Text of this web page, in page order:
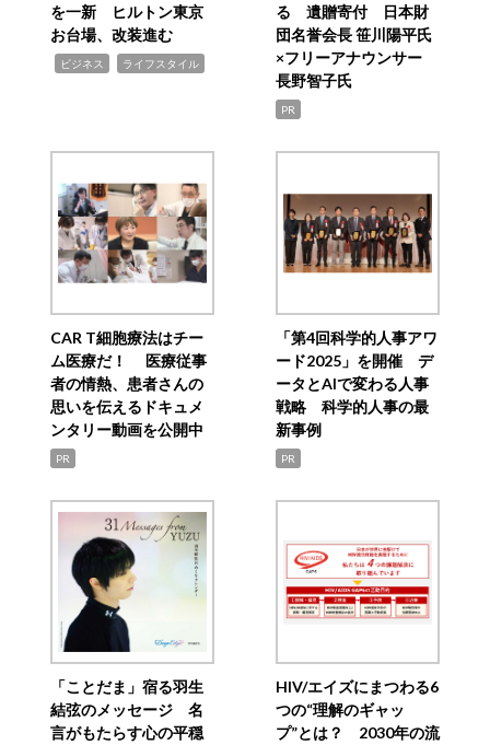
を一新 ヒルトン東京
お台場、改装進む
ビジネス ライフスタイル
る 遺贈寄付 日本財
団名誉会長 笹川陽平氏
×フリーアナウンサー
長野智子氏
PR
CAR T細胞療法はチー
ム医療だ！ 医療従事
者の情熱、患者さんの
思いを伝えるドキュメ
ンタリー動画を公開中
PR
「第4回科学的人事アワ
ード2025」を開催 デ
ータとAIで変わる人事
戦略 科学的人事の最
新事例
PR
「ことだま」宿る羽生
結弦のメッセージ 名
言がもたらす心の平穏
HIV/エイズにまつわる6
つの“理解のギャッ
プ”とは？ 2030年の流